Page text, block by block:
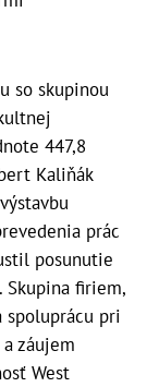
so skupinou
447,8
Kaliňák
prác
posunutie
Skupina firiem,
spoluprácu pri
záujem
West